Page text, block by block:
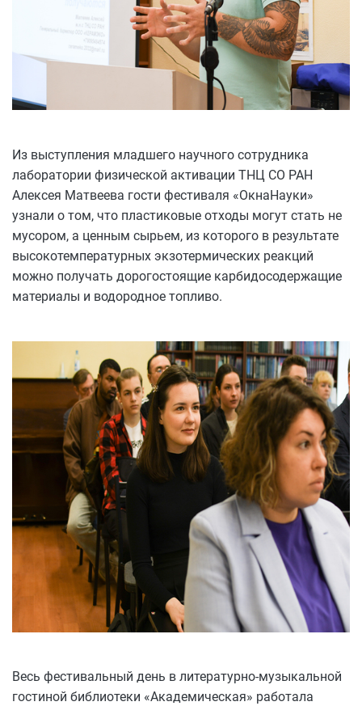
Из выступления младшего научного сотрудника
лаборатории физической активации ТНЦ СО РАН
Алексея Матвеева гости фестиваля «ОкнаНауки»
узнали о том, что пластиковые отходы могут стать не
мусором, а ценным сырьем, из которого в результате
высокотемпературных экзотермических реакций
можно получать дорогостоящие карбидосодержащие
материалы и водородное топливо.
Весь фестивальный день в литературно-музыкальной
гостиной библиотеки «Академическая» работала